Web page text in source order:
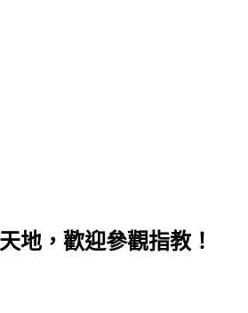
地，歡迎參觀指教！